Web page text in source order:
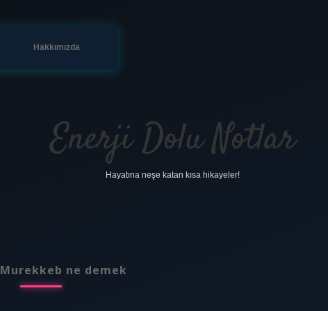
Hakkımızda
Enerji Dolu Notlar
Hayatına neşe katan kısa hikayeler!
Murekkeb ne demek